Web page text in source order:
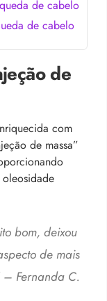
de cabelo
de cabelo
de
com
de massa”
bom, deixou
de mais
– Fernanda C.